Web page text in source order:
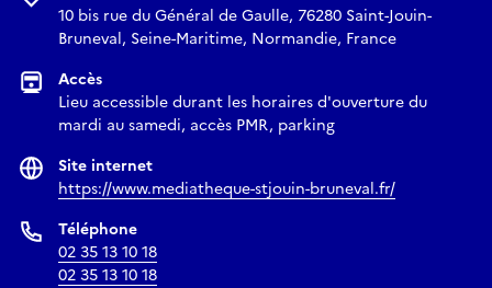
10 bis rue du Général de Gaulle, 76280 Saint-Jouin-
Bruneval, Seine-Maritime, Normandie, France
Accès
Lieu accessible durant les horaires d'ouverture du
mardi au samedi, accès PMR, parking
Site internet
https://www.mediatheque-stjouin-bruneval.fr/
Téléphone
02 35 13 10 18
02 35 13 10 18